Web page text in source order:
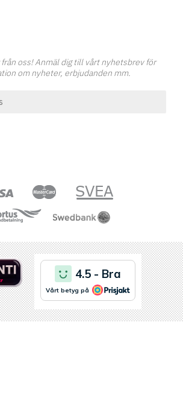
oss! Anmäl dig till vårt nyhetsbrev för
om nyheter, erbjudanden mm.